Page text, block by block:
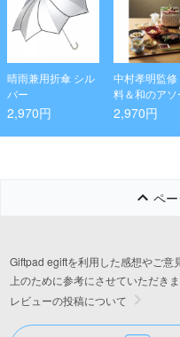
晴雨兼用折傘 シル
バー
2,970円
中村孝明監修
料＆和のアソ
ギフト
2,970円
ペ
Giftpad egiftを利用した感想やご意
上のために参考にさせていただきま
レビューの投稿について